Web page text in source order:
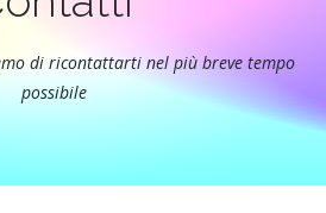
di ricontattarti nel più breve tempo
possibile